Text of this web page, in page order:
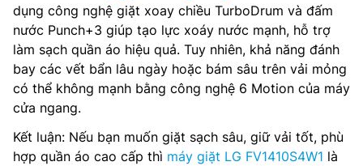
dụng công nghệ giặt xoay chiều TurboDrum và đấm
nước Punch+3 giúp tạo lực xoáy nước mạnh, hỗ trợ
làm sạch quần áo hiệu quả. Tuy nhiên, khả năng đánh
bay các vết bẩn lâu ngày hoặc bám sâu trên vải mỏng
có thể không mạnh bằng công nghệ 6 Motion của máy
cửa ngang.
Kết luận: Nếu bạn muốn giặt sạch sâu, giữ vải tốt, phù
hợp quần áo cao cấp thì máy giặt LG FV1410S4W1 là